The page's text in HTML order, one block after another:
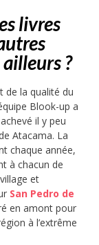
livres
?
de la qualité du
Blook-up a
il y peu
Atacama. La
chaque année,
à chacun de
et
San Pedro de
en amont pour
à l’extrême